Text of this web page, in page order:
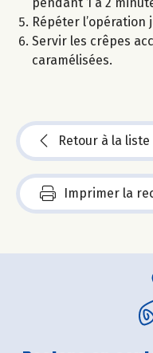
pendant 1 à 2
Répéter l’opération
Servir les crêpes
caramélisées.
Retour à la liste
Imprimer la